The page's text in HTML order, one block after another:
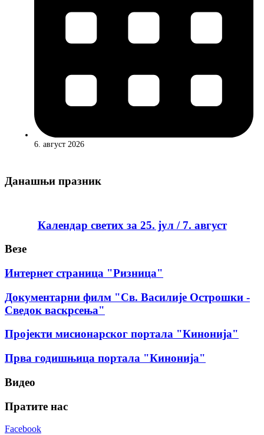
6. август 2026
Данашњи празник
Календар светих за 25. јул / 7. август
Везе
Интернет страница "Ризница"
Документарни филм "Св. Василије Острошки -
Сведок васкрсења"
Пројекти мисионарског портала "Кинонија"
Прва годишњица портала "Кинонија"
Видео
Пратите нас
Facebook